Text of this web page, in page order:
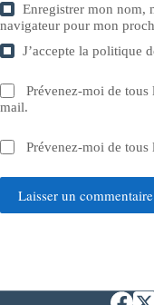
Enregistrer mon nom,
navigateur pour mon
J’accepte lapolitique
Prévenez-moi de
mail.
Prévenez-moi de
Laisser un commentaire